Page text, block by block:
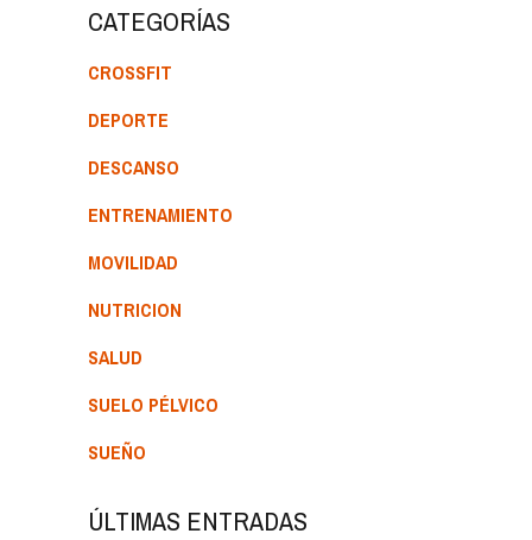
CATEGORÍAS
CROSSFIT
DEPORTE
DESCANSO
ENTRENAMIENTO
MOVILIDAD
NUTRICION
SALUD
SUELO PÉLVICO
SUEÑO
ÚLTIMAS ENTRADAS